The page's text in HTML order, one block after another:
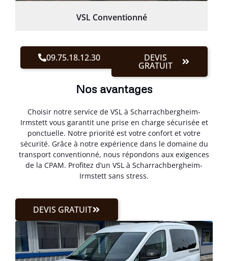
VSL Conventionné
09.75.18.12.30 DEVIS
GRATUIT
Nos avantages
Choisir notre service de VSL à Scharrachbergheim-
Irmstett vous garantit une prise en charge sécurisée et
ponctuelle. Notre priorité est votre confort et votre
sécurité. Grâce à notre expérience dans le domaine du
transport conventionné, nous répondons aux exigences
de la CPAM. Profitez d’un VSL à Scharrachbergheim-
Irmstett sans stress.
DEVIS GRATUIT